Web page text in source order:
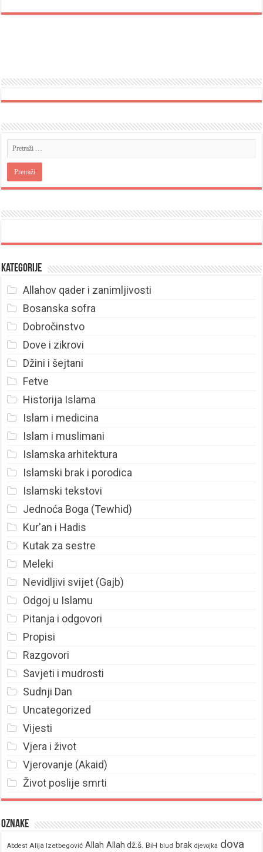
Kategorije
Allahov qader i zanimljivosti
Bosanska sofra
Dobročinstvo
Dove i zikrovi
Džini i šejtani
Fetve
Historija Islama
Islam i medicina
Islam i muslimani
Islamska arhitektura
Islamski brak i porodica
Islamski tekstovi
Jednoća Boga (Tewhid)
Kur'an i Hadis
Kutak za sestre
Meleki
Nevidljivi svijet (Gajb)
Odgoj u Islamu
Pitanja i odgovori
Propisi
Razgovori
Savjeti i mudrosti
Sudnji Dan
Uncategorized
Vijesti
Vjera i život
Vjerovanje (Akaid)
Život poslije smrti
Oznake
Abdest Alija Izetbegović Allah Allah dž.š. BiH blud brak djevojka dova